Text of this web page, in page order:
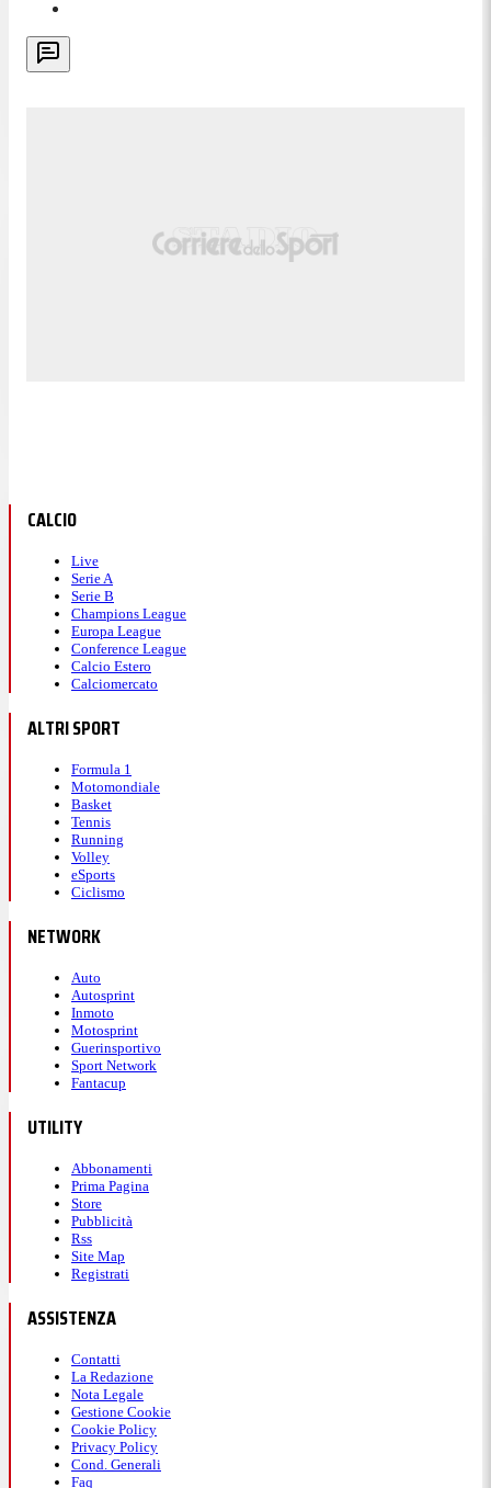
CALCIO
Live
Serie A
Serie B
Champions League
Europa League
Conference League
Calcio Estero
Calciomercato
ALTRI SPORT
Formula 1
Motomondiale
Basket
Tennis
Running
Volley
eSports
Ciclismo
NETWORK
Auto
Autosprint
Inmoto
Motosprint
Guerinsportivo
Sport Network
Fantacup
UTILITY
Abbonamenti
Prima Pagina
Store
Pubblicità
Rss
Site Map
Registrati
ASSISTENZA
Contatti
La Redazione
Nota Legale
Gestione Cookie
Cookie Policy
Privacy Policy
Cond. Generali
Faq